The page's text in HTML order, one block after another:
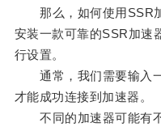
那么，如何使用SSR加
安装一款可靠的SSR加速
行设置。
通常，我们需要输入一
才能成功连接到加速器。
不同的加速器可能有不